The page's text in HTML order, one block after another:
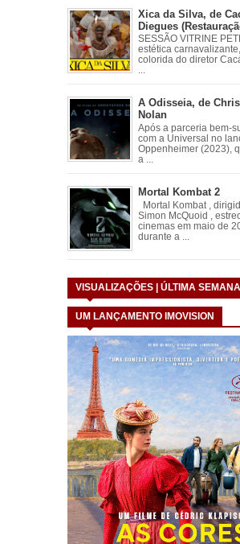
Xica da Silva, de
Diegues
SESSÃO VITRINE
estética
colorida do diretor
A Odisseia, de
Nolan
Após a parceria bem-
com a Universal no
Oppenheimer (2023),
a ...
Mortal Kombat 2
Mortal Kombat ,
Simon McQuoid ,
cinemas em maio de
durante a ...
VISUALIZAÇÕES | ÚLTIMA SEMANA
UM LANÇAMENTO IMOVISION